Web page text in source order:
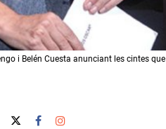
i Belén Cuesta anunciant les cintes